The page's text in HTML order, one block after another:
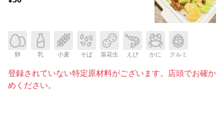
卵 乳 小麦 そば 落花生 えび かに クルミ
登録されていない特定原材料がございます。店頭でお確か
めください。